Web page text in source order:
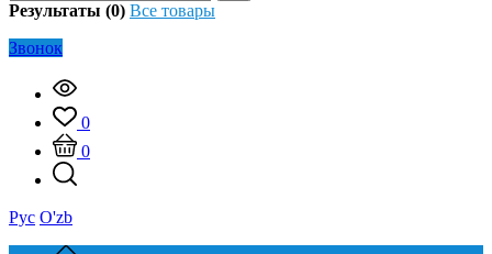
Результаты (0) Все товары
Звонок
0
0
Рус O'zb